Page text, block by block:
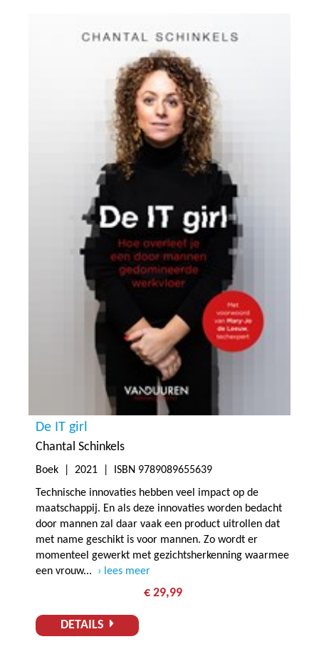
De IT girl
Chantal Schinkels
Boek | 2021 | ISBN 9789089655639
Technische innovaties hebben veel impact op de
maatschappij. En als deze innovaties worden bedacht
door mannen zal daar vaak een product uitrollen dat
met name geschikt is voor mannen. Zo wordt er
momenteel gewerkt met gezichtsherkenning waarmee
een vrouw...
lees meer
€ 29,99
DETAILS